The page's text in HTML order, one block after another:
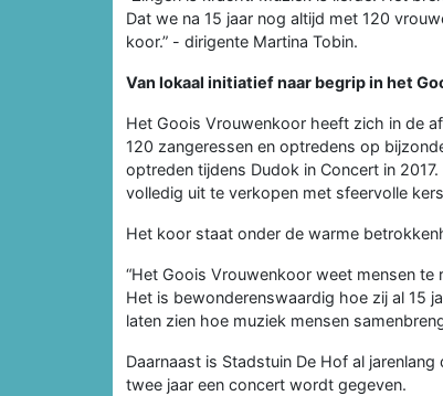
Dat we na 15 jaar nog altijd met 120
koor.” - dirigente Martina Tobin.
Van lokaal initiatief naar begrip in het
Het Goois Vrouwenkoor heeft zich in de
120 zangeressen en optredens op
optreden tijdens Dudok in Concert in
volledig uit te verkopen met sfeervolle
Het koor staat onder de warme
“Het Goois Vrouwenkoor weet mensen te
Het is bewonderenswaardig hoe zij al 15
laten zien hoe muziek mensen
Daarnaast is Stadstuin De Hof al
twee jaar een concert wordt gegeven.